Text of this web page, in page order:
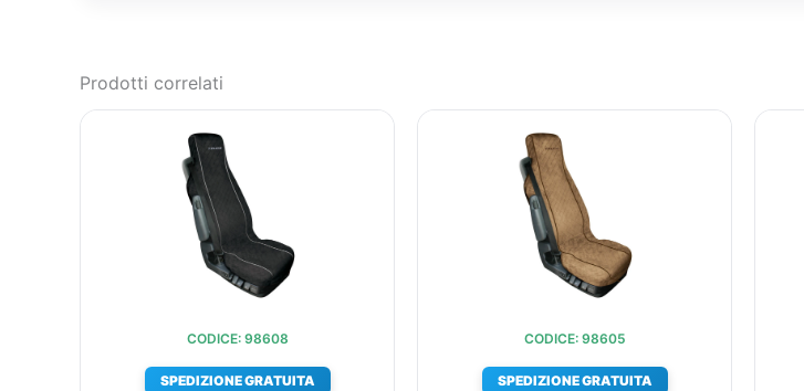
Prodotti correlati
CODICE: 98608
SPEDIZIONE GRATUITA
€51,61.
CODICE: 98605
SPEDIZIONE GRATUITA
€62,71.